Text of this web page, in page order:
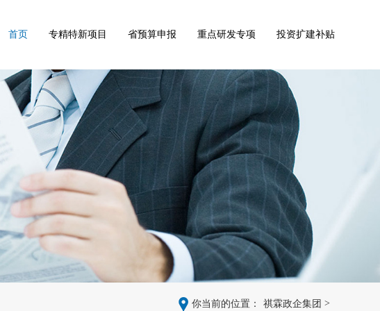
首页 专精特新项目 省预算申报 重点研发专项 投资扩建补贴
你当前的位置： 祺霖政企集团 >